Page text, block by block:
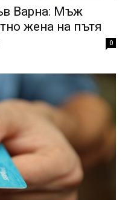
Варна: Мъж
жена на пътя
0